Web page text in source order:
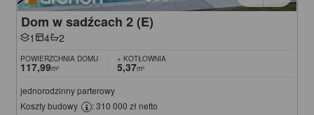
Dom w sadźcach 2 (E)
1 4 2
POWIERZCHNIA DOMU
117,99m²
+ KOTŁOWNIA
5,37m²
jednorodzinny parterowy
Koszty budowy
: 310 000 zł netto